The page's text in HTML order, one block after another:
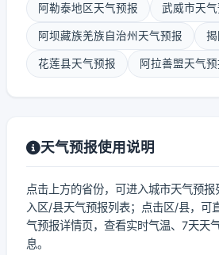
阿勒泰地区天气预报 武威市天
阿坝藏族羌族自治州天气预报
花莲县天气预报 阿拉善盟天气预
天气预报使用说明
点击上方的省份，可进入城市天气预
入区/县天气预报列表；点击区/县，可
气预报详情页，查看实时气温、7天天
息。